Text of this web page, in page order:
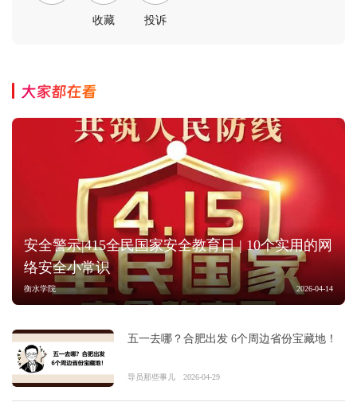
收藏 投诉
大家都在看
安全警示|415全民国家安全教育日 | 10个实用的网
络安全小常识
衡水学院 2026-04-14
五一去哪？合肥出发 6个周边省份宝藏地！
导员那些事儿 2026-04-29